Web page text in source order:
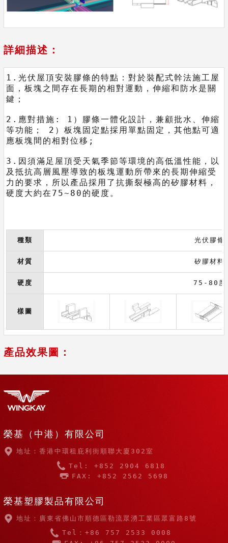
詳細描述：
1.光伏屋頂安裝膠條的特點：對於裝配式幹法施工屋
面，板塊之間存在長期的相對運動，伸縮和防水是關
鍵；
2.應對措施: 1）膠條一體化設計，兼顧批水、伸縮
等功能； 2）板塊固定點採用單點固定，其他點可適
應板塊間的相對位移;
3.因須滿足屋頂受天氣季節等環境的高低溫性能，以
及抵抗高層風壓導致的板塊運動所帶來的長期伸縮受
力的要求，所以產品採用了抗撕裂極高的矽膠材料，
硬度大約在75~80的硬度。
種類 光伏膠條
材質 矽膠材料
硬度 75-80度
樣圖
產品效果圖：
榮基（中港）有限公司
地址：香港中環租庇利街順聯大廈302室
Tel: +852 2904 6818
FAX: +852 2562 5698
榮基塑膠製品有限公司
地址：廣東省佛山市順德區勒流眾湧工業區眾富路8號
Tel：+86 757 2533 0008